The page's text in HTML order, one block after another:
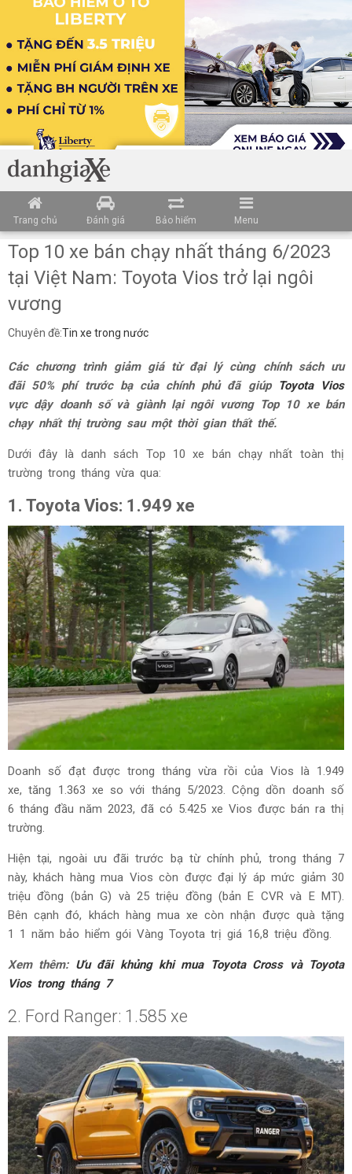
Trang chủ Đánh giá Bảo hiểm Menu
Top 10 xe bán chạy nhất tháng 6/2023
tại Việt Nam: Toyota Vios trở lại ngôi
vương
Chuyên đề:Tin xe trong nước
Các chương trình giảm giá từ đại lý cùng chính sách ưu
đãi 50% phí trước bạ của chính phủ đã giúp Toyota Vios
vực dậy doanh số và giành lại ngôi vương Top 10 xe bán
chạy nhất thị trường sau một thời gian thất thế.
Dưới đây là danh sách Top 10 xe bán chạy nhất toàn thị
trường trong tháng vừa qua:
1. Toyota Vios: 1.949 xe
Doanh số đạt được trong tháng vừa rồi của Vios là 1.949
xe, tăng 1.363 xe so với tháng 5/2023. Cộng dồn doanh số
6 tháng đầu năm 2023, đã có 5.425 xe Vios được bán ra thị
trường.
Hiện tại, ngoài ưu đãi trước bạ từ chính phủ, trong tháng 7
này, khách hàng mua Vios còn được đại lý áp mức giảm 30
triệu đồng (bản G) và 25 triệu đồng (bản E CVR và E MT).
Bên cạnh đó, khách hàng mua xe còn nhận được quà tặng
1 1 năm bảo hiểm gói Vàng Toyota trị giá 16,8 triệu đồng.
Xem thêm: Ưu đãi khủng khi mua Toyota Cross và Toyota
Vios trong tháng 7
2. Ford Ranger: 1.585 xe